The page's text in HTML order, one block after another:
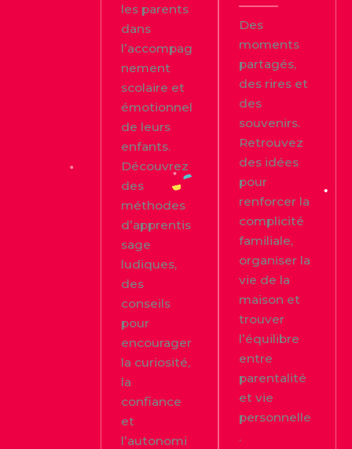
les parents
dans
l’accompag
nement
scolaire et
émotionnel
de leurs
enfants.
Découvrez
des
méthodes
d’apprentis
sage
ludiques,
des
conseils
pour
encourager
la curiosité,
la
confiance
et
l’autonomi
Des
moments
partagés,
des rires et
des
souvenirs.
Retrouvez
des idées
pour
renforcer la
complicité
familiale,
organiser la
vie de la
maison et
trouver
l’équilibre
entre
parentalité
et vie
personnelle
.